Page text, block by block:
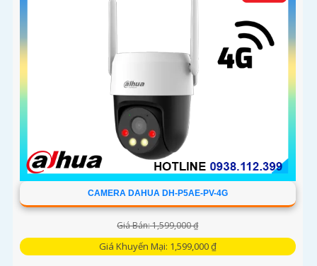
CAMERA DAHUA DH-P5AE-PV-4G
Giá Bán: 1,599,000 ₫
Giá Khuyến Mại: 1,599,000 ₫